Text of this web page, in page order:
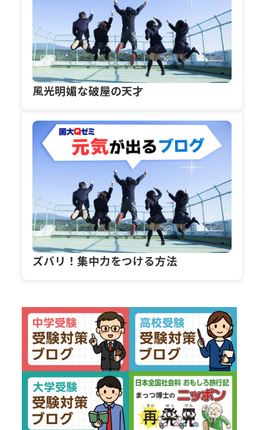
風光明媚な破屋の天才
ズバリ！集中力をつける方法